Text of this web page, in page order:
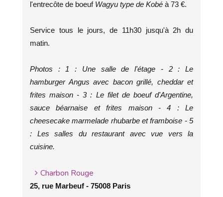
l'entrecôte de boeuf Wagyu type de Kobé à 73 €.
Service tous le jours, de 11h30 jusqu'à 2h du
matin.
Photos : 1 : Une salle de l'étage - 2 : Le
hamburger Angus avec bacon grillé, cheddar et
frites maison - 3 : Le filet de boeuf d'Argentine,
sauce béarnaise et frites maison - 4 : Le
cheesecake marmelade rhubarbe et framboise - 5
: Les salles du restaurant avec vue vers la
cuisine.
Charbon Rouge
25, rue Marbeuf - 75008 Paris